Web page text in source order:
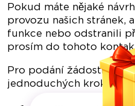
Pokud máte nějaké
provozu našich stránek,
funkce nebo odstranili
prosím do tohoto
Pro podání žádosti je
jednoduchých kroků: